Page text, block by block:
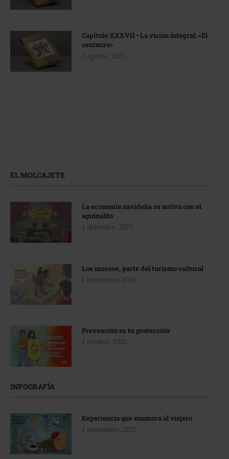
Capítulo XXXVII • La visión integral: «El
centauro»
1 agosto, 2023
EL MOLCAJETE
La economía navideña se activa con el
aguinaldo
1 diciembre, 2025
Los museos, parte del turismo cultural
1 noviembre, 2025
Prevención es tu protección
1 octubre, 2025
INFOGRAFÍA
Experiencia que enamora al viajero
1 septiembre, 2025